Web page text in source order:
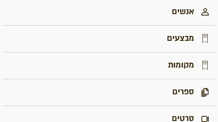
אנשים
מבצעים
מקומות
ספרים
סרטים